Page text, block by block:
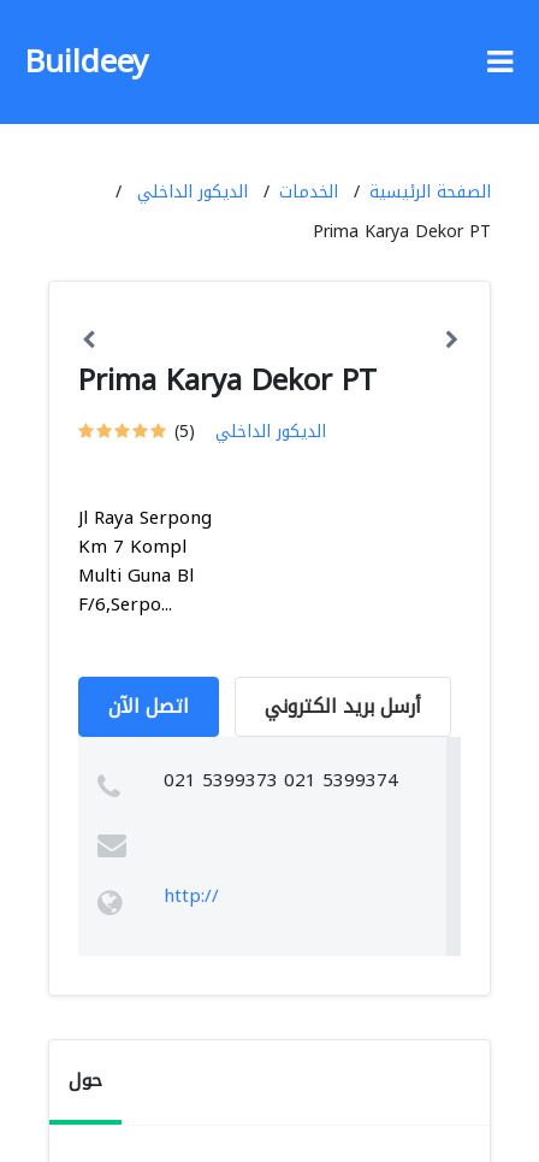
Buildeey
الصفحة الرئيسية الخدمات
الديكور الداخلي
Prima Karya Dekor PT
Prima Karya Dekor PT
(5) الديكور الداخلي
Jl Raya Serpong
Km 7 Kompl
Multi Guna Bl
F/6,Serpo...
اتصل الآن أرسل بريد الكتروني
021 5399373 021 5399374
http://
حول